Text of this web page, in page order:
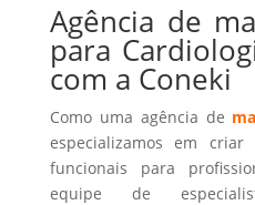
Agência de
para
com a Coneki
Como uma agência de
especializamos em
funcionais para
equipe de